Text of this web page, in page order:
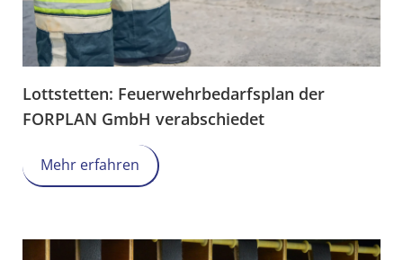
Lottstetten: Feuerwehrbedarfsplan der
FORPLAN GmbH verabschiedet
Mehr erfahren